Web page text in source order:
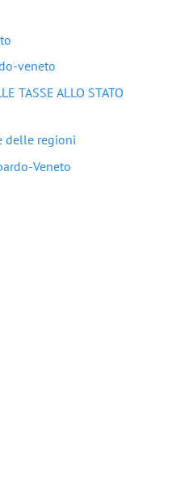
veneto
TASSE ALLO STATO
delle regioni
Veneto